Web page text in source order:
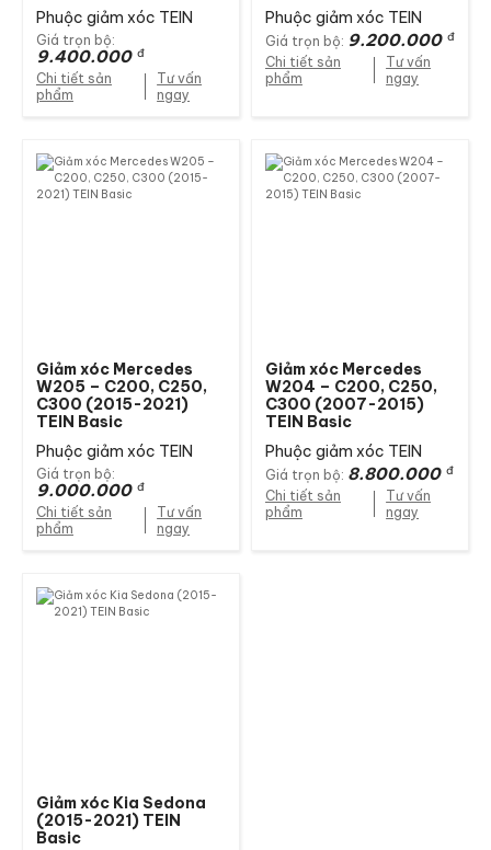
Phuộc giảm xóc TEIN
Giá trọn bộ:
9.400.000 đ
Chi tiết sản
phẩm
Tư vấn
ngay
Phuộc giảm xóc TEIN
Giá trọn bộ: 9.200.000 đ
Chi tiết sản
phẩm
Tư vấn
ngay
Giảm xóc Mercedes
W205 – C200, C250,
C300 (2015-2021)
TEIN Basic
Phuộc giảm xóc TEIN
Giá trọn bộ:
9.000.000 đ
Chi tiết sản
phẩm
Tư vấn
ngay
Giảm xóc Mercedes
W204 – C200, C250,
C300 (2007-2015)
TEIN Basic
Phuộc giảm xóc TEIN
Giá trọn bộ: 8.800.000 đ
Chi tiết sản
phẩm
Tư vấn
ngay
Giảm xóc Kia Sedona
(2015-2021) TEIN
Basic